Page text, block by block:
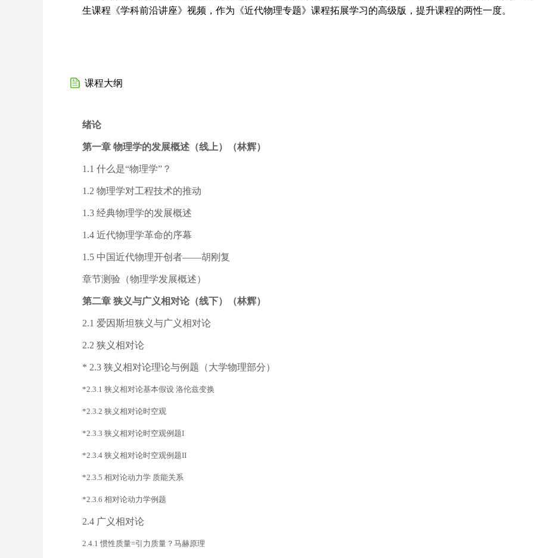
生课程《学科前沿讲座》视频，作为《近代物理专题》课程拓展学习的高级版，提升课程的两性一度。
课程大纲
绪论
第一章 物理学的发展概述（线上）（林辉）
1.1 什么是“物理学”？
1.2 物理学对工程技术的推动
1.3 经典物理学的发展概述
1.4 近代物理学革命的序幕
1.5 中国近代物理开创者——胡刚复
章节测验（物理学发展概述）
第二章 狭义与广义相对论（线下）（林辉）
2.1 爱因斯坦狭义与广义相对论
2.2 狭义相对论
* 2.3 狭义相对论理论与例题（大学物理部分）
*2.3.1 狭义相对论基本假设 洛伦兹变换
*2.3.2 狭义相对论时空观
*2.3.3 狭义相对论时空观例题I
*2.3.4 狭义相对论时空观例题II
*2.3.5 相对论动力学 质能关系
*2.3.6 相对论动力学例题
2.4 广义相对论
2.4.1 惯性质量=引力质量？马赫原理